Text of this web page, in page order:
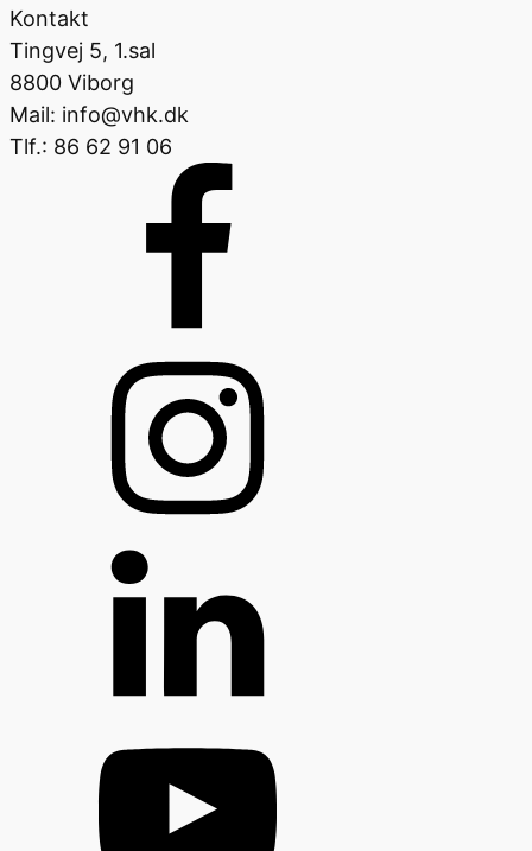
Kontakt
Tingvej 5, 1.sal
8800 Viborg
Mail: info@vhk.dk
Tlf.: 86 62 91 06